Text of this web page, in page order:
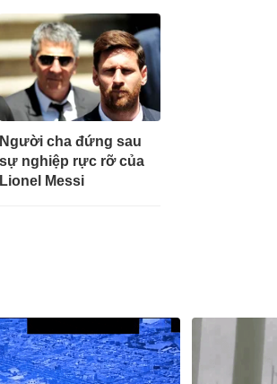
Người cha đứng sau
sự nghiệp rực rỡ của
Lionel Messi